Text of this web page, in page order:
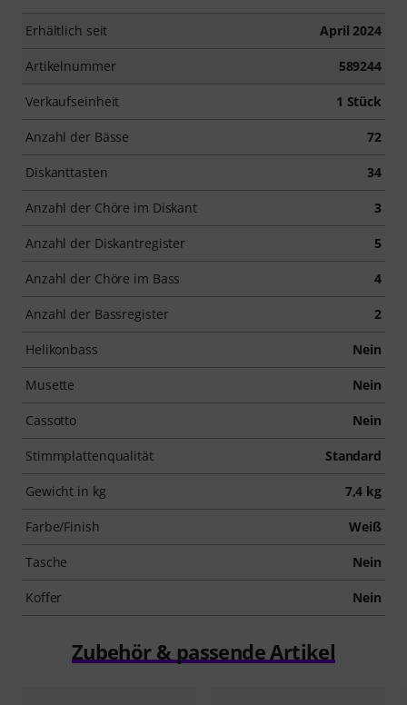
Erhältlich seit April 2024
Artikelnummer 589244
Verkaufseinheit 1 Stück
Anzahl der Bässe 72
Diskanttasten 34
Anzahl der Chöre im Diskant 3
Anzahl der Diskantregister 5
Anzahl der Chöre im Bass 4
Anzahl der Bassregister 2
Helikonbass Nein
Musette Nein
Cassotto Nein
Stimmplattenqualität Standard
Gewicht in kg 7,4 kg
Farbe/Finish Weiß
Tasche Nein
Koffer Nein
Zubehör & passende Artikel